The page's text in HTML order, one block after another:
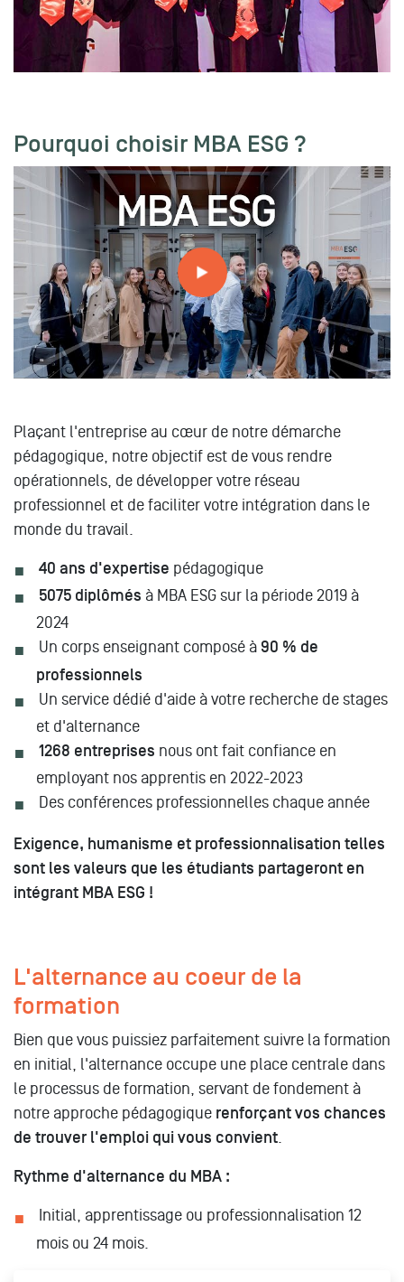
Pourquoi choisir MBA ESG ?
MBA ESG
Plaçant l'entreprise au cœur de notre démarche
pédagogique, notre objectif est de vous rendre
opérationnels, de développer votre réseau
professionnel et de faciliter votre intégration dans le
monde du travail.
40 ans d'expertise pédagogique
5075 diplômés à MBA ESG sur la période 2019 à
2024
Un corps enseignant composé à 90 % de
professionnels
Un service dédié d'aide à votre recherche de stages
et d'alternance
1268 entreprises nous ont fait confiance en
employant nos apprentis en 2022-2023
Des conférences professionnelles chaque année
Exigence, humanisme et professionnalisation telles
sont les valeurs que les étudiants partageront en
intégrant MBA ESG !
L'alternance au coeur de la
formation
Bien que vous puissiez parfaitement suivre la formation
en initial, l'alternance occupe une place centrale dans
le processus de formation, servant de fondement à
notre approche pédagogique renforçant vos chances
de trouver l'emploi qui vous convient.
Rythme d'alternance du MBA :
Initial, apprentissage ou professionnalisation 12
mois ou 24 mois.